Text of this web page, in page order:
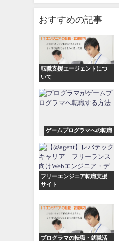
おすすめの記事
転職支援エージェントにつ
いて
ゲームプログラマへの転職
フリーエンジニア転職支援
サイト
プログラマの転職・就職活